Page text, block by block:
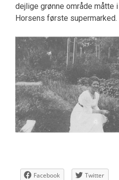
dejlige grønne område måtte
Horsens første supermarked.
Facebook Twitter